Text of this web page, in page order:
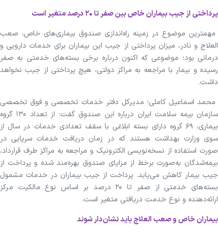
پرداختی از جیب بیماران خاص بین صفر تا ۲۰ درصد متغیر است
مهمترین موضوع در زمینه راه‌اندازی صندوق بیماری‌های خاص، صعب
العلاج و نادر، میزان پرداختی از جیب این بیماران برای خدمات دارویی و
درمانی بود؛ موضوعی که اکنون درباره برخی بسته‌های خدمتی به صفر
رسیده و بیمار با مراجعه به مراکز دولتی، هیچ پرداختی از جیب نخواهد
داشت.
محمد اسماعیل کاملی؛ مدیرکل دفتر خدمات تخصصی و فوق تخصصی
سازمان بیمه سلامت ایران درباره این صندوق گفت: از تعداد ۱۳۰ گروه
بیماری، ۶۹ گروه دارای بسته ابلاغی با سقف تعدادی خدمات در سال از
سوی وزارت بهداشت هستند که در زمان دریافت خدمات سرپایی در
صورت استفاده از نسخه‌نویسی الکترونیک و مراجعه به مراکز طرف قرارداد،
بیمه‌شدگان به‌صورت برخط از مزایای صندوق بهره‌مند شده و پرداخت از
جیب بیمار کاهش می‌یابد. پرداخت از جیب بیماران در خدمات مشمول
بسته‌های خدمتی از صفر تا ۲۰ درصد بر اساس نوع مالکیت مرکز
ارائه‌دهنده و نوع خدمت دریافتی متغیر است.
بیماران خاص و صعب العلاج باید نشان‌دار شوند